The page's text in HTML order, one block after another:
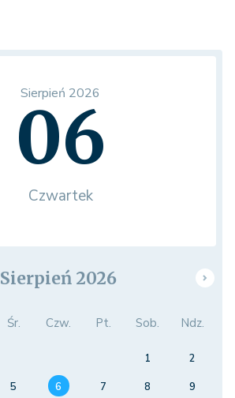
Sierpień 2026
06
Czwartek
Sierpień 2026
Śr. Czw. Pt. Sob. Ndz.
1
2
5 6 7 8
9